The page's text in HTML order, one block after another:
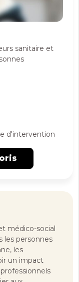
sanitaire et
d'intervention
médico-social
les personnes
les
un impact